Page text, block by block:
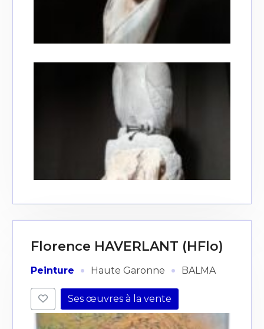
Florence HAVERLANT (HFlo)
Peinture · Haute Garonne · BALMA
Ses œuvres à la vente